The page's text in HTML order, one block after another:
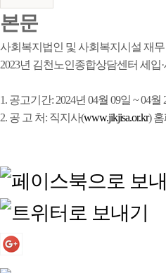
본문
사회복지법인 및 사회복지시설 재
2023년 김천노인종합상담센터 세
1. 공고기간: 2024년 04월 09일 ~ 04월
2. 공 고 처: 직지사(www.jikjisa.or.kr)